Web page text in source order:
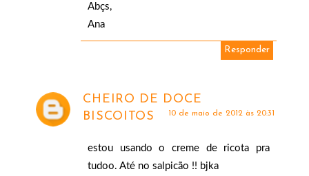
Abçs,
Ana
Responder
CHEIRO DE DOCE
BISCOITOS
10 de maio de 2012 às 20:31
estou usando o creme de ricota pra
tudoo. Até no salpicão !! bjka